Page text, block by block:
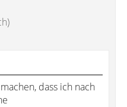
dass ich nach